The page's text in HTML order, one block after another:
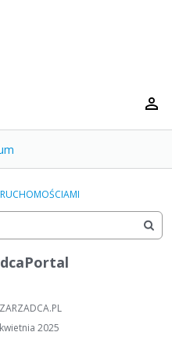
ZARZADCA.PL
2025